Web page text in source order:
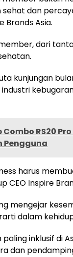
dan
Brands Asia.
dari
kunjungan
RS20
Pengguna
harus
CEO Inspire
mengejar
dalam
inklusif di
dan